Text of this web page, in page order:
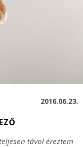
2016.06.23.
távol éreztem